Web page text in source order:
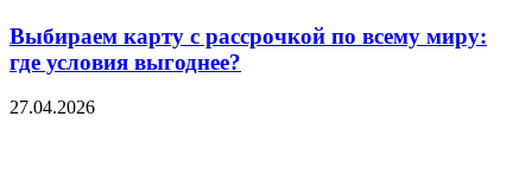
Выбираем карту с рассрочкой по всему миру:
где условия выгоднее?
27.04.2026